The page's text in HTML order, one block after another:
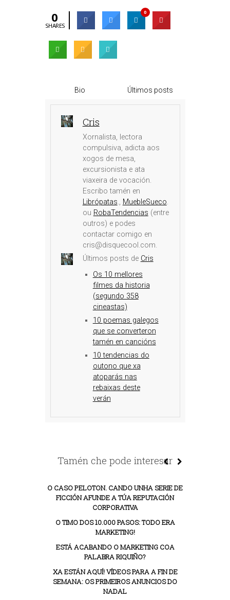
0
SHARES
0
Bio Últimos posts
Cris
Xornalista, lectora
compulsiva, adicta aos
xogos de mesa,
excursionista e ata
viaxeira de vocación.
Escribo tamén en
Librópatas., MuebleSueco.
ou RobaTendencias (entre
outros) e podes
contactar comigo en
cris@disquecool.com.
Últimos posts de Cris
Os 10 mellores
filmes da historia
(segundo 358
cineastas)
10 poemas galegos
que se converteron
tamén en cancións
10 tendencias do
outono que xa
atoparás nas
rebaixas deste
verán
Tamén che pode interesar
O CASO PELOTON. CANDO UNHA SERIE DE
FICCIÓN AFUNDE A TÚA REPUTACIÓN
CORPORATIVA
O TIMO DOS 10.000 PASOS: TODO ERA
MARKETING!
ESTÁ ACABANDO O MARKETING COA
PALABRA RIQUIÑO?
XA ESTÁN AQUÍ! VÍDEOS PARA A FIN DE
SEMANA: OS PRIMEIROS ANUNCIOS DO
NADAL